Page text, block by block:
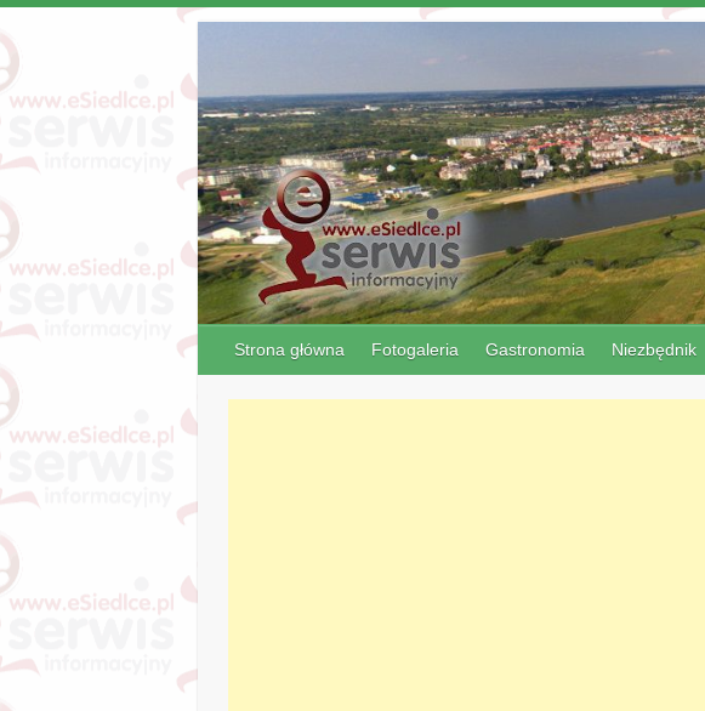
Strona główna Fotogaleria Gastronomia Niezbędnik